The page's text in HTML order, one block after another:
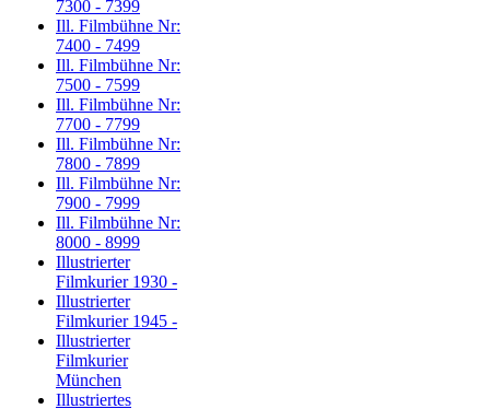
7300 - 7399
Ill. Filmbühne Nr:
7400 - 7499
Ill. Filmbühne Nr:
7500 - 7599
Ill. Filmbühne Nr:
7700 - 7799
Ill. Filmbühne Nr:
7800 - 7899
Ill. Filmbühne Nr:
7900 - 7999
Ill. Filmbühne Nr:
8000 - 8999
Illustrierter
Filmkurier 1930 -
Illustrierter
Filmkurier 1945 -
Illustrierter
Filmkurier
München
Illustriertes